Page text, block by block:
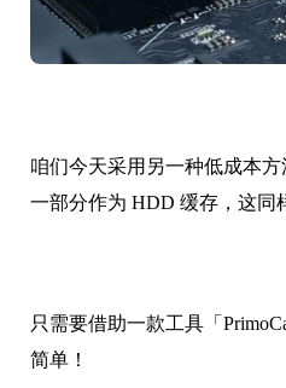
咱们今天采用另一种低成本
一部分作为 HDD 缓存，这同
只需要借助一款工具「
简单！